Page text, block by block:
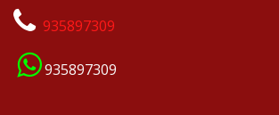
935897309
935897309